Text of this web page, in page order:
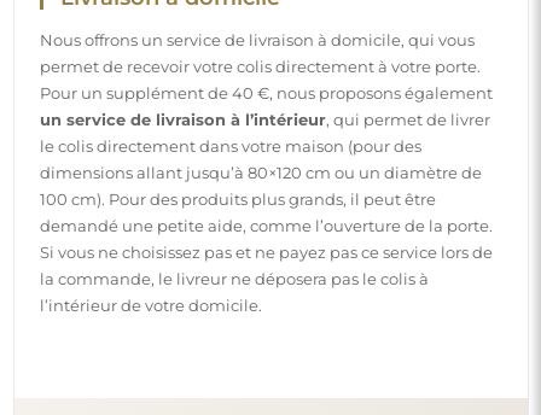
Instructions
Pour rendre le montage et l’utilisation de notre miroir
simples et sans souci, nous avons préparé des instructions
détaillées pour vous. Vous y trouverez toutes les étapes
nécessaires pour un montage correct du miroir, ainsi que
des conseils pour son entretien, nettoyage et
maintenance, afin de profiter de son aspect parfait
Consulter les notices de montage et d’utilisation.